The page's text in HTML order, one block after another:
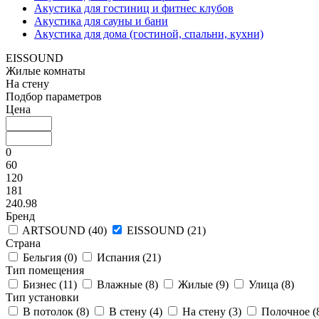
Акустика для гостиниц и фитнес клубов
Акустика для сауны и бани
Акустика для дома (гостиной, спальни, кухни)
EISSOUND
Жилые комнаты
На стену
Подбор параметров
Цена
0
60
120
181
240.98
Бренд
ARTSOUND (40) EISSOUND (21)
Страна
Бельгия (0) Испания (21)
Тип помещения
Бизнес (11) Влажные (8) Жилые (9) Улица (8)
Тип установки
В потолок (8) В стену (4) На стену (3) Полочное (